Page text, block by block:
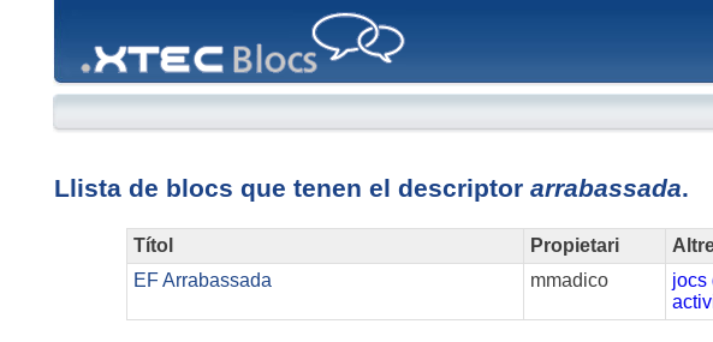
Llista de blocs que tenen el descriptor arrabassada.
Títol Propietari
EF Arrabassada
mmadico jocs